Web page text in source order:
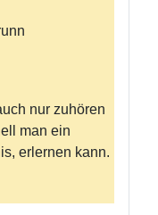
nur zuhören
man ein
erlernen kann.